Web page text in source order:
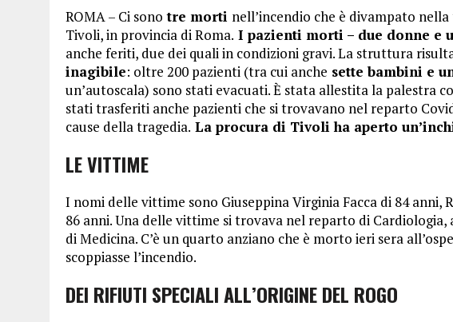
ROMA – Ci sono tre morti nell’incendio che è divampato
Tivoli, in provincia di Roma. I pazienti morti – due donne e
anche feriti, due dei quali in condizioni gravi. La struttura
inagibile: oltre 200 pazienti (tra cui anche sette bambini e
un’autoscala) sono stati evacuati. È stata allestita la palestra
stati trasferiti anche pazienti che si trovavano nel reparto
cause della tragedia. La procura di Tivoli ha aperto
LE VITTIME
I nomi delle vittime sono Giuseppina Virginia Facca di 84 anni,
86 anni. Una delle vittime si trovava nel reparto di
di Medicina. C’è un quarto anziano che è morto ieri sera
scoppiasse l’incendio.
DEI RIFIUTI SPECIALI ALL’ORIGINE DEL ROGO